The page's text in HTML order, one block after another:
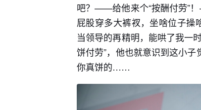
吧？——给他来个“按酬付劳”
屁股穿多大裤衩，坐啥位子操
当领导的再精明，能哄了我一
饼付劳”，他也就意识到这小
你真饼的……